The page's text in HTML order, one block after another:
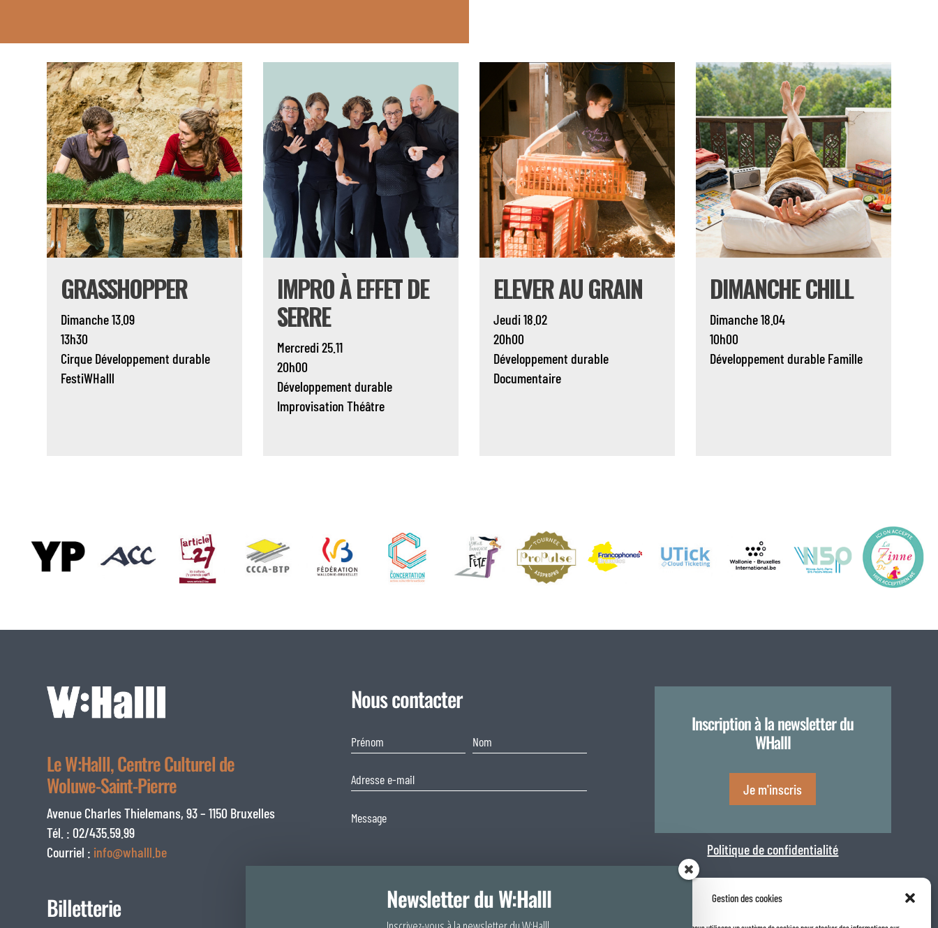
Gestion des cookies
GRASSHOPPER
Dimanche 13.09
13h30
Cirque Développement durable
FestiWHalll
IMPRO À EFFET DE
SERRE
Mercredi 25.11
20h00
Développement durable
Improvisation Théâtre
ELEVER AU GRAIN
Jeudi 18.02
20h00
Développement durable
Documentaire
DIMANCHE CHILL
Dimanche 18.04
10h00
Développement durable Famille
Le W:Halll, Centre Culturel de
Woluwe-Saint-Pierre
Avenue Charles Thielemans, 93 – 1150 Bruxelles
Tél. : 02/435.59.99
Courriel : info@whalll.be
Billetterie
Nous contacter
Inscription à la newsletter du
WHalll
Je m'inscris
Politique de confidentialité
Newsletter du W:Halll